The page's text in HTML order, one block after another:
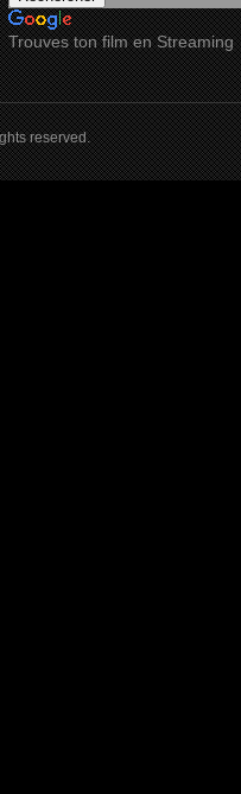
Trouves ton film en Streaming
reserved.